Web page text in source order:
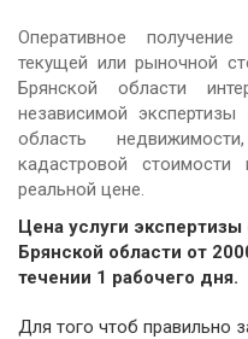
Оперативное
текущей или рыночной
Брянской области
независимой
область
кадастровой
реальной цене.
Цена услуги
Брянской области от
течении 1 рабочего дня.
Для того чтоб правильно заказать